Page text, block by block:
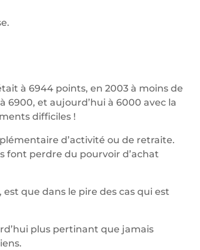
à 6944 points, en 2003 à moins de
6900, et aujourd’hui à 6000 avec la
difficiles !
d’activité ou de retraite.
font perdre du pourvoir d’achat
que dans le pire des cas qui est
plus pertinant que jamais